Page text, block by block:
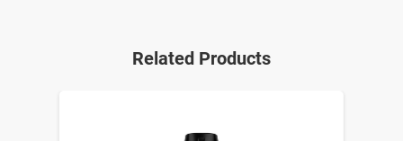
Related Products